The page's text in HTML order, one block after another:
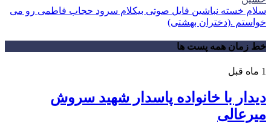
سلام خسته نباشین فایل صوتی بیکلام سرود حجاب فاطمی رو می
خواستم .(دختران بهشتی)
خط زمان همه پست ها
1 ماه قبل
دیدار با خانواده پاسدار شهید سروش
میرعالی